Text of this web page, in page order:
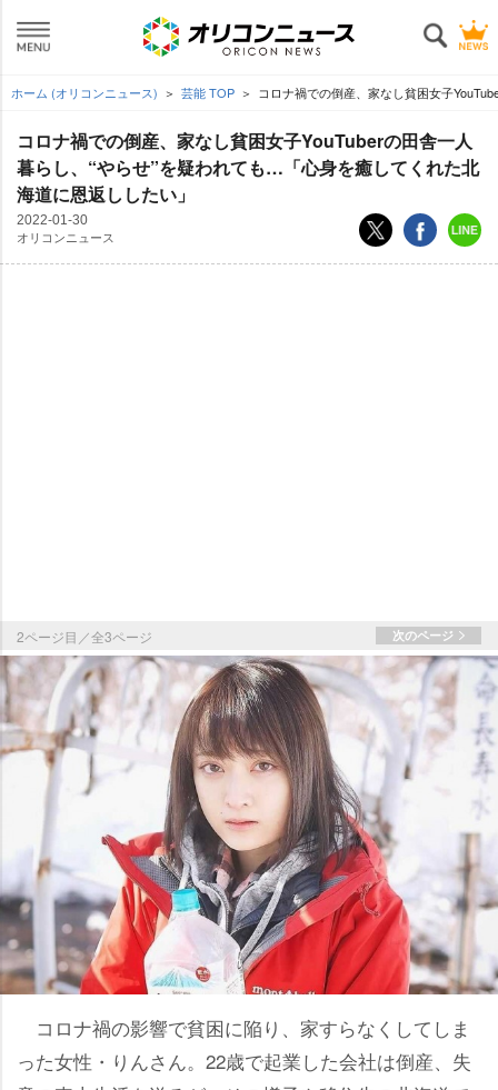
ホーム (オリコンニュース) 芸能 TOP コロナ禍での倒産、家なし貧困女子
コロナ禍での倒産、家なし貧困女子YouTuberの田舎一人
暮らし、“やらせ”を疑われても…「心身を癒してくれた北
海道に恩返ししたい」
2022-01-30
オリコンニュース
2ページ目／全3ページ 次のページ
コロナ禍の影響で貧困に陥り、家すらなくしてしま
った女性・りんさん。22歳で起業した会社は倒産、失